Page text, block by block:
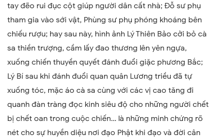
tay đẽo rui đục cột giúp người dân cất nhà; Đỗ sư phụ
tham gia vào sới vật, Phùng sư phụ phóng khoáng bên
chiếu rượu; hay sau này, hình ảnh Lý Thiên Bảo cởi bỏ cà
sa thiền trượng, cầm lấy đao thương lên yên ngựa,
xuống chiến thuyền quyết đánh đuổi giặc phương Bắc;
Lý Bí sau khi đánh đuổi quan quân Lương triều đã tự
xuống tóc, mặc áo cà sa cùng với các vị cao tăng đi
quanh đàn tràng đọc kinh siêu độ cho những người chết
bị chết oan trong cuộc chiến… là những minh chứng rõ
nét cho sự huyền diệu nơi đạo Phật khi đạo và đời cân